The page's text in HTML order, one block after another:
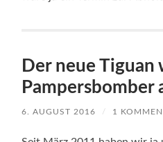
Der neue Tiguan
Pampersbomber
6. AUGUST 2016 / 1